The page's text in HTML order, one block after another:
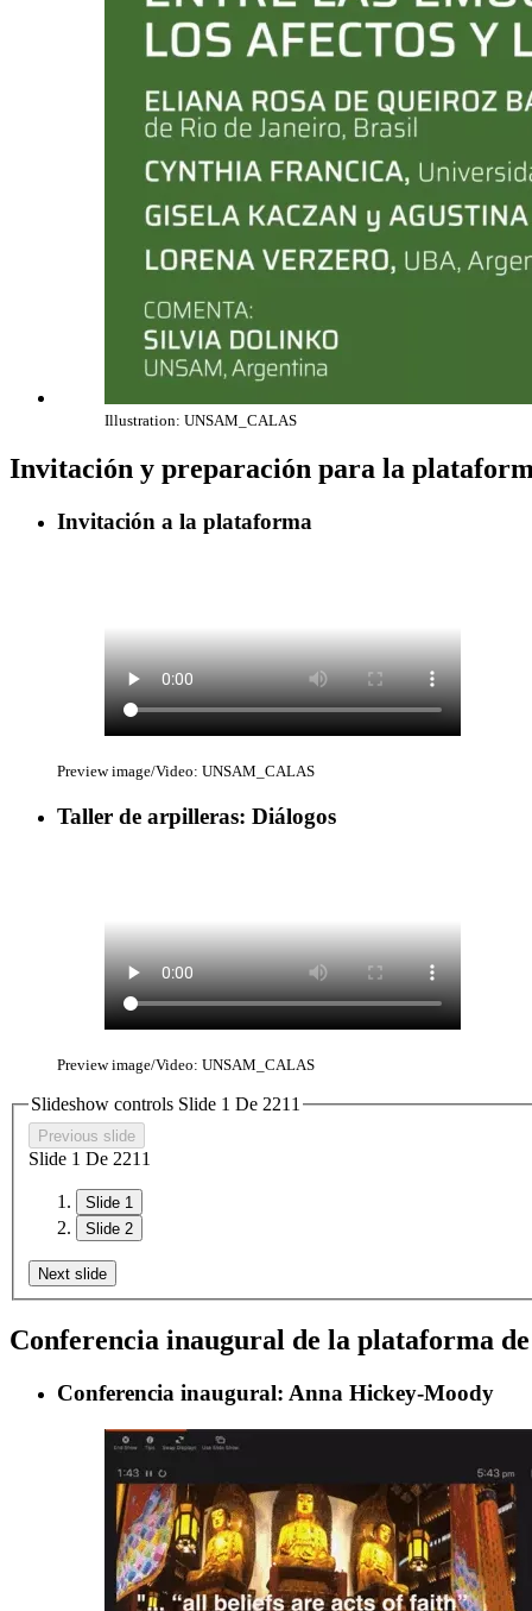
Illustration: UNSAM_CALAS
Invitación y preparación para la
Invitación a la plataforma
Preview image/Video: UNSAM_CALAS
Taller de arpilleras: Diálogos
Preview image/Video: UNSAM_CALAS
Slideshow controls Slide 1 De 2211
Previous slide
Slide 1 De 221 1
Slide 1
Slide 2
Next slide
Conferencia inaugural de la plataforma
Conferencia inaugural: Anna Hickey-Moody